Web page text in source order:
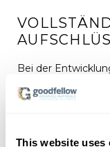
This website uses
Bei der
Säuremischung,